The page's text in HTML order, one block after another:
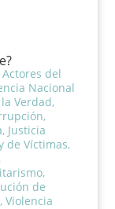
Actores del
Nacional
Verdad,
,
, Justicia
de Víctimas,
,
de
, Violencia